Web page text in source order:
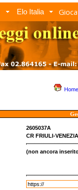
Elo Italia
2605037A
CR FRIULI-
(non ancora